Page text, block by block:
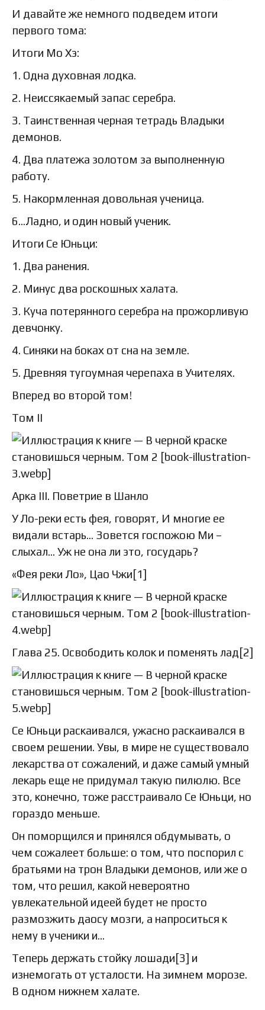
И давайте же немного подведем итоги
первого тома:
Итоги Мо Хэ:
1. Одна духовная лодка.
2. Неиссякаемый запас серебра.
3. Таинственная черная тетрадь Владыки
демонов.
4. Два платежа золотом за выполненную
работу.
5. Накормленная довольная ученица.
6…Ладно, и один новый ученик.
Итоги Се Юньци:
1. Два ранения.
2. Минус два роскошных халата.
3. Куча потерянного серебра на прожорливую
девчонку.
4. Синяки на боках от сна на земле.
5. Древняя тугоумная черепаха в Учителях.
Вперед во второй том!
Том II
Арка III. Поветрие в Шанло
У Ло-реки есть фея, говорят, И многие ее
видали встарь… Зовется госпожою Ми –
слыхал… Уж не она ли это, государь?
«Фея реки Ло», Цао Чжи[1]
Глава 25. Освободить колок и поменять лад[2]
Се Юньци раскаивался, ужасно раскаивался в
своем решении. Увы, в мире не существовало
лекарства от сожалений, и даже самый умный
лекарь еще не придумал такую пилюлю. Все
это, конечно, тоже расстраивало Се Юньци, но
гораздо меньше.
Он поморщился и принялся обдумывать, о
чем сожалеет больше: о том, что поспорил с
братьями на трон Владыки демонов, или же о
том, что решил, какой невероятно
увлекательной идеей будет не просто
размозжить даосу мозги, а напроситься к
нему в ученики и…
Теперь держать стойку лошади[3] и
изнемогать от усталости. На зимнем морозе.
В одном нижнем халате.